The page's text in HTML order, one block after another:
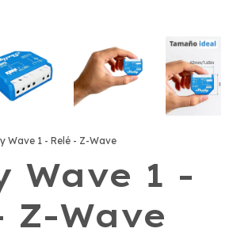
Wave 1 - Relé - Z-Wave
Wave 1 -
Z-Wave